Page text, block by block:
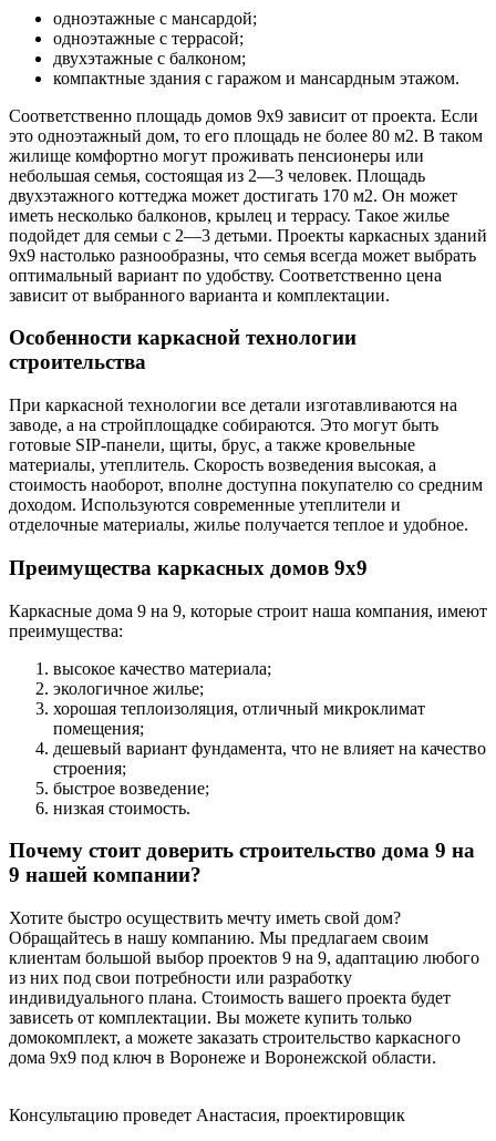
одноэтажные с мансардой;
одноэтажные с террасой;
двухэтажные с балконом;
компактные здания с гаражом и мансардным этажом.
Соответственно площадь домов 9х9 зависит от проекта. Если
это одноэтажный дом, то его площадь не более 80 м2. В таком
жилище комфортно могут проживать пенсионеры или
небольшая семья, состоящая из 2—3 человек. Площадь
двухэтажного коттеджа может достигать 170 м2. Он может
иметь несколько балконов, крылец и террасу. Такое жилье
подойдет для семьи с 2—3 детьми. Проекты каркасных зданий
9х9 настолько разнообразны, что семья всегда может выбрать
оптимальный вариант по удобству. Соответственно цена
зависит от выбранного варианта и комплектации.
Особенности каркасной технологии
строительства
При каркасной технологии все детали изготавливаются на
заводе, а на стройплощадке собираются. Это могут быть
готовые SIP-панели, щиты, брус, а также кровельные
материалы, утеплитель. Скорость возведения высокая, а
стоимость наоборот, вполне доступна покупателю со средним
доходом. Используются современные утеплители и
отделочные материалы, жилье получается теплое и удобное.
Преимущества каркасных домов 9х9
Каркасные дома 9 на 9, которые строит наша компания, имеют
преимущества:
высокое качество материала;
экологичное жилье;
хорошая теплоизоляция, отличный микроклимат
помещения;
дешевый вариант фундамента, что не влияет на качество
строения;
быстрое возведение;
низкая стоимость.
Почему стоит доверить строительство дома 9 на
9 нашей компании?
Хотите быстро осуществить мечту иметь свой дом?
Обращайтесь в нашу компанию. Мы предлагаем своим
клиентам большой выбор проектов 9 на 9, адаптацию любого
из них под свои потребности или разработку
индивидуального плана. Стоимость вашего проекта будет
зависеть от комплектации. Вы можете купить только
домокомплект, а можете заказать строительство каркасного
дома 9х9 под ключ в Воронеже и Воронежской области.
Консультацию проведет Анастасия, проектировщик